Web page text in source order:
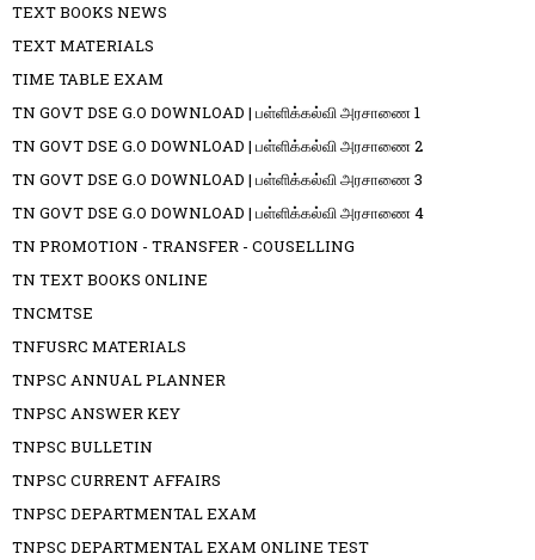
TEXT BOOKS NEWS
TEXT MATERIALS
TIME TABLE EXAM
TN GOVT DSE G.O DOWNLOAD | பள்ளிக்கல்வி அரசாணை 1
TN GOVT DSE G.O DOWNLOAD | பள்ளிக்கல்வி அரசாணை 2
TN GOVT DSE G.O DOWNLOAD | பள்ளிக்கல்வி அரசாணை 3
TN GOVT DSE G.O DOWNLOAD | பள்ளிக்கல்வி அரசாணை 4
TN PROMOTION - TRANSFER - COUSELLING
TN TEXT BOOKS ONLINE
TNCMTSE
TNFUSRC MATERIALS
TNPSC ANNUAL PLANNER
TNPSC ANSWER KEY
TNPSC BULLETIN
TNPSC CURRENT AFFAIRS
TNPSC DEPARTMENTAL EXAM
TNPSC DEPARTMENTAL EXAM ONLINE TEST